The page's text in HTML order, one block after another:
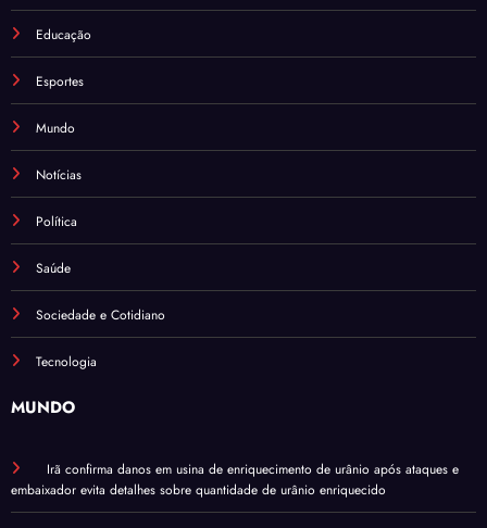
Educação
Esportes
Mundo
Notícias
Política
Saúde
Sociedade e Cotidiano
Tecnologia
MUNDO
Irã confirma danos em usina de enriquecimento de urânio após ataques e
embaixador evita detalhes sobre quantidade de urânio enriquecido